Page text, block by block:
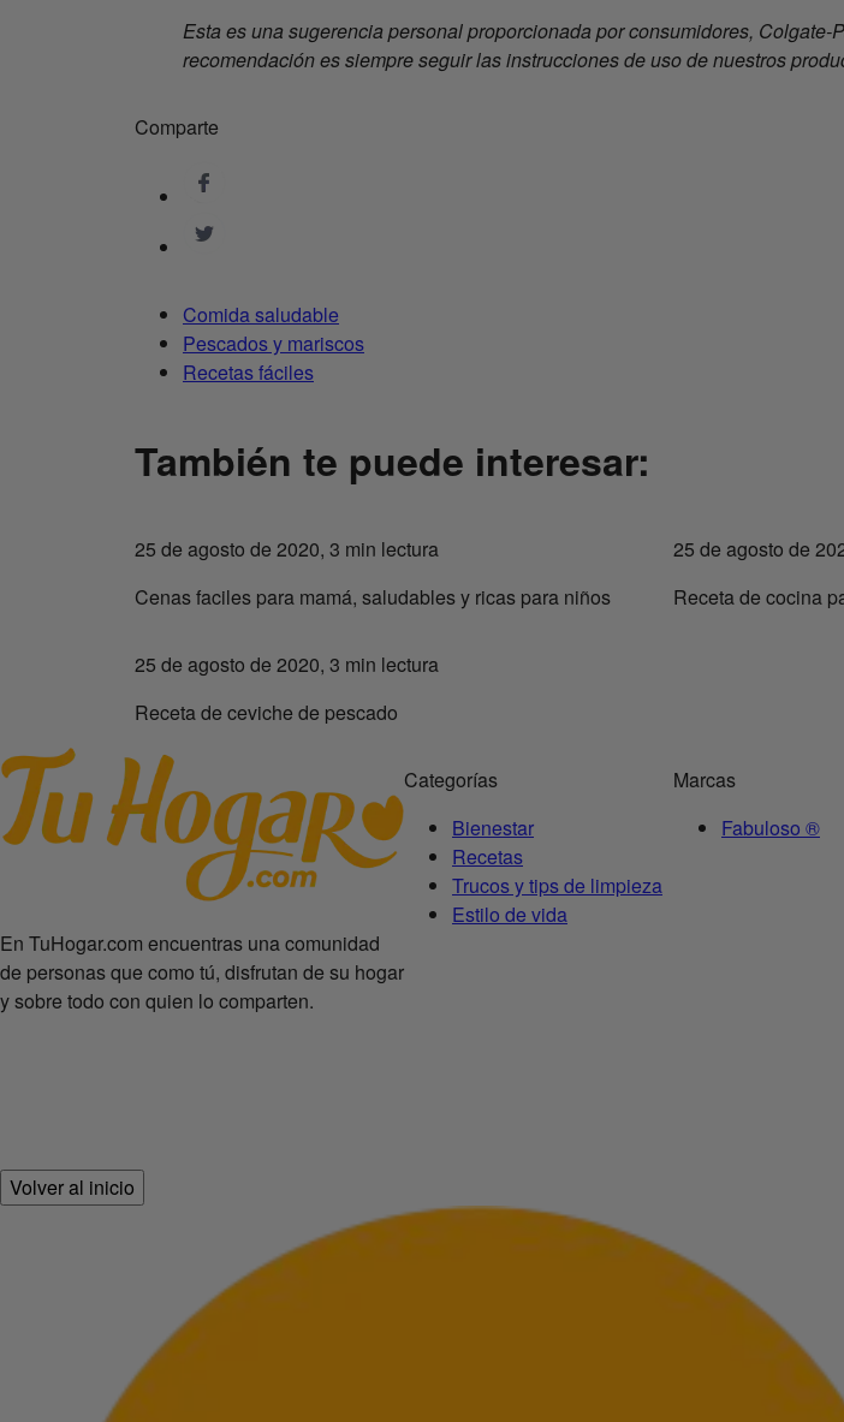
Esta es una sugerencia personal proporcionada por consumidores,
recomendación es siempre seguir las instrucciones de uso de nuestros
Comparte
Comida saludable
Pescados y mariscos
Recetas fáciles
También te puede interesar:
25 de agosto de 2020, 3 min lectura
Cenas faciles para mamá, saludables y ricas para niños
25 de agosto de
Receta de cocina
25 de agosto de 2020, 3 min lectura
Receta de ceviche de pescado
En TuHogar.com encuentras una comunidad
de personas que como tú, disfrutan de su hogar
y sobre todo con quien lo comparten.
Categorías
Bienestar
Recetas
Trucos y tips de limpieza
Estilo de vida
Marcas
Fabuloso ®
Volver al inicio